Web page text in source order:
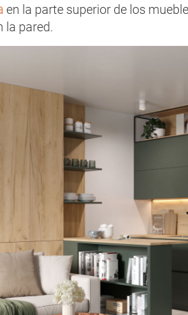
en la parte superior de los
la pared.